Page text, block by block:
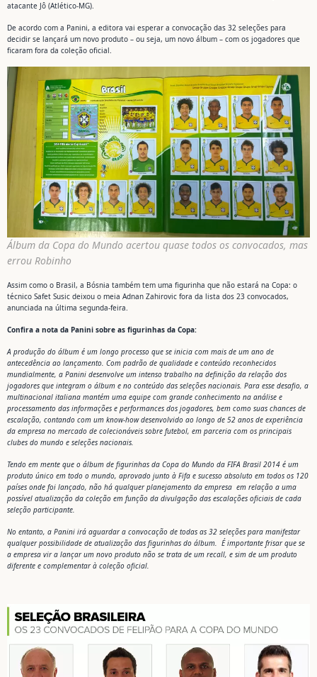
atacante Jô (Atlético-MG).
De acordo com a Panini, a editora vai esperar a convocação das 32 seleções para
decidir se lançará um novo produto – ou seja, um novo álbum – com os jogadores que
ficaram fora da coleção oficial.
Álbum da Copa do Mundo acertou quase todos os convocados, mas
errou Robinho
Assim como o Brasil, a Bósnia também tem uma figurinha que não estará na Copa: o
técnico Safet Susic deixou o meia Adnan Zahirovic fora da lista dos 23 convocados,
anunciada na última segunda-feira.
Confira a nota da Panini sobre as figurinhas da Copa:
A produção do álbum é um longo processo que se inicia com mais de um ano de
antecedência ao lançamento. Com padrão de qualidade e conteúdo reconhecidos
mundialmente, a Panini desenvolve um intenso trabalho na definição da relação dos
jogadores que integram o álbum e no conteúdo das seleções nacionais. Para esse desafio, a
multinacional italiana mantém uma equipe com grande conhecimento na análise e
processamento das informações e performances dos jogadores, bem como suas chances de
escalação, contando com um know-how desenvolvido ao longo de 52 anos de experiência
da empresa no mercado de colecionáveis sobre futebol, em parceria com os principais
clubes do mundo e seleções nacionais.
Tendo em mente que o álbum de figurinhas da Copa do Mundo da FIFA Brasil 2014 é um
produto único em todo o mundo, aprovado junto à Fifa e sucesso absoluto em todos os 120
países onde foi lançado, não há qualquer planejamento da empresa em relação a uma
possível atualização da coleção em função da divulgação das escalações oficiais de cada
seleção participante.
No entanto, a Panini irá aguardar a convocação de todas as 32 seleções para manifestar
qualquer possibilidade de atualização das figurinhas do álbum. É importante frisar que se
a empresa vir a lançar um novo produto não se trata de um recall, e sim de um produto
diferente e complementar à coleção oficial.